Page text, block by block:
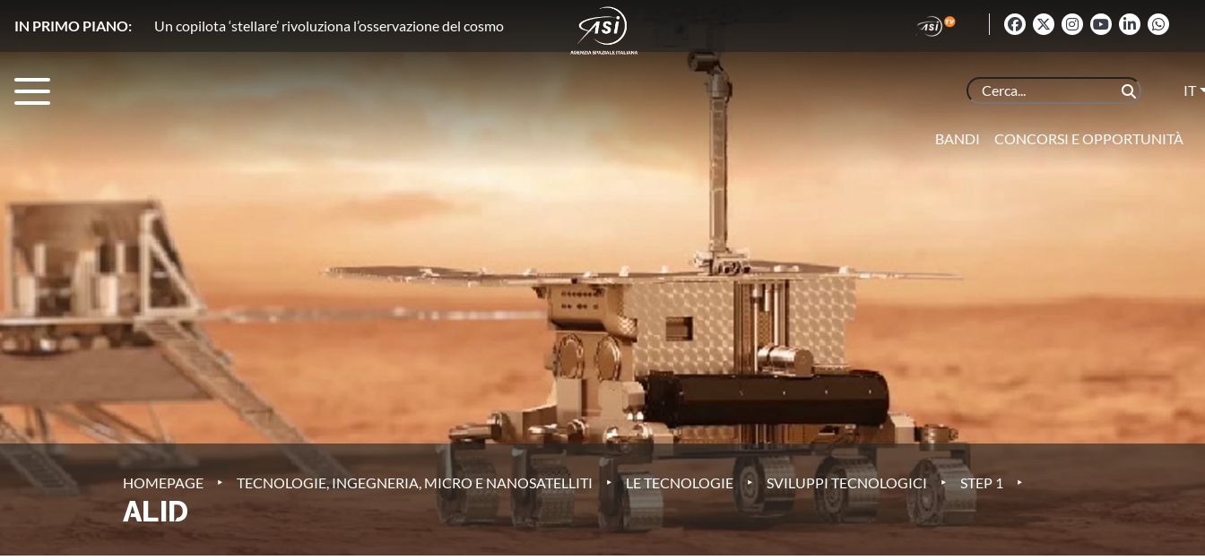
IN PRIMO PIANO: Acqua senza segreti con HydroGnss
IT
BANDI CONCORSI E OPPORTUNITÀ
HOMEPAGE ‣ TECNOLOGIE, INGEGNERIA, MICRO E NANOSATELLITI ‣ LE TECNOLOGIE ‣ SVILUPPI TECNOLOGICI ‣ STEP 1 ‣
ALID